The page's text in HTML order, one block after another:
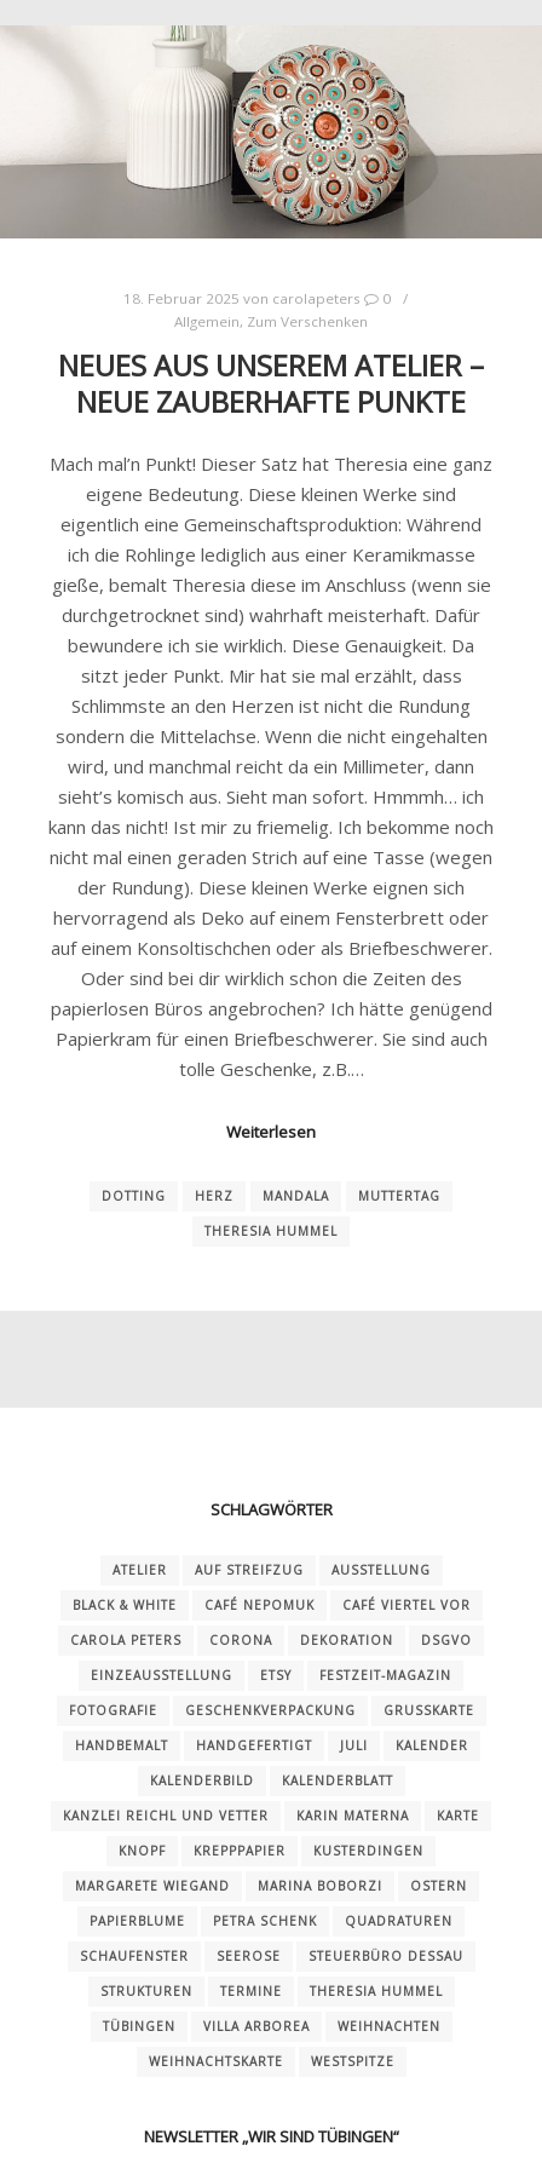
18. Februar 2025 von carolapeters
0
Allgemein, Zum Verschenken
NEUES AUS UNSEREM ATELIER –
NEUE ZAUBERHAFTE PUNKTE
Mach mal’n Punkt! Dieser Satz hat Theresia eine ganz
eigene Bedeutung. Diese kleinen Werke sind
eigentlich eine Gemeinschaftsproduktion: Während
ich die Rohlinge lediglich aus einer Keramikmasse
gieße, bemalt Theresia diese im Anschluss (wenn sie
durchgetrocknet sind) wahrhaft meisterhaft. Dafür
bewundere ich sie wirklich. Diese Genauigkeit. Da
sitzt jeder Punkt. Mir hat sie mal erzählt, dass
Schlimmste an den Herzen ist nicht die Rundung
sondern die Mittelachse. Wenn die nicht eingehalten
wird, und manchmal reicht da ein Millimeter, dann
sieht’s komisch aus. Sieht man sofort. Hmmmh… ich
kann das nicht! Ist mir zu friemelig. Ich bekomme noch
nicht mal einen geraden Strich auf eine Tasse (wegen
der Rundung). Diese kleinen Werke eignen sich
hervorragend als Deko auf einem Fensterbrett oder
auf einem Konsoltischchen oder als Briefbeschwerer.
Oder sind bei dir wirklich schon die Zeiten des
papierlosen Büros angebrochen? Ich hätte genügend
Papierkram für einen Briefbeschwerer. Sie sind auch
tolle Geschenke, z.B.…
Weiterlesen
DOTTING HERZ MANDALA MUTTERTAG
THERESIA HUMMEL
SCHLAGWÖRTER
ATELIER AUF STREIFZUG AUSSTELLUNG
BLACK & WHITE CAFÉ NEPOMUK CAFÉ VIERTEL VOR
CAROLA PETERS CORONA DEKORATION DSGVO
EINZEAUSSTELLUNG ETSY FESTZEIT-MAGAZIN
FOTOGRAFIE GESCHENKVERPACKUNG GRUSSKARTE
HANDBEMALT HANDGEFERTIGT JULI KALENDER
KALENDERBILD KALENDERBLATT
KANZLEI REICHL UND VETTER KARIN MATERNA KARTE
KNOPF KREPPPAPIER KUSTERDINGEN
MARGARETE WIEGAND MARINA BOBORZI OSTERN
PAPIERBLUME PETRA SCHENK QUADRATUREN
SCHAUFENSTER SEEROSE STEUERBÜRO DESSAU
STRUKTUREN TERMINE THERESIA HUMMEL
TÜBINGEN VILLA ARBOREA WEIHNACHTEN
WEIHNACHTSKARTE WESTSPITZE
NEWSLETTER „WIR SIND TÜBINGEN“